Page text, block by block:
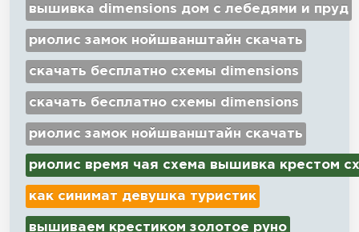
вышивка dimensions дом с лебедями и пруд
риолис замок нойшванштайн скачать
скачать бесплатно схемы dimensions
скачать бесплатно схемы dimensions
риолис замок нойшванштайн скачать
риолис время чая схема вышивка крестом
как синимат девушка туристик
вышиваем крестиком золотое руно